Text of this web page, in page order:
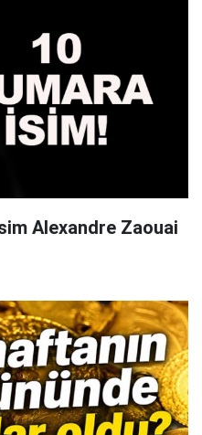
Alexandre Zaouai